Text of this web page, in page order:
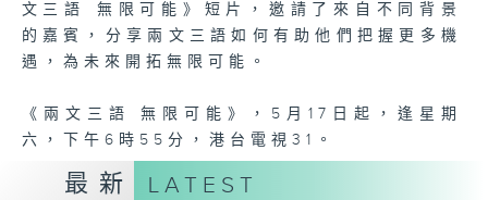
文三語 無限可能》短片，邀請了來自不同背景
的嘉賓，分享兩文三語如何有助他們把握更多機
遇，為未來開拓無限可能。
《兩文三語 無限可能》，5月17日起，逢星期
六，下午6時55分，港台電視31。
最新 LATEST